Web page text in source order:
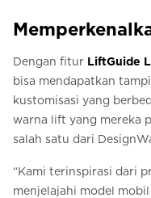
Dengan fitur LiftGuide
bisa mendapatkan
kustomisasi yang
warna lift yang mereka
salah satu dari
“Kami terinspirasi dari
menjelajahi model